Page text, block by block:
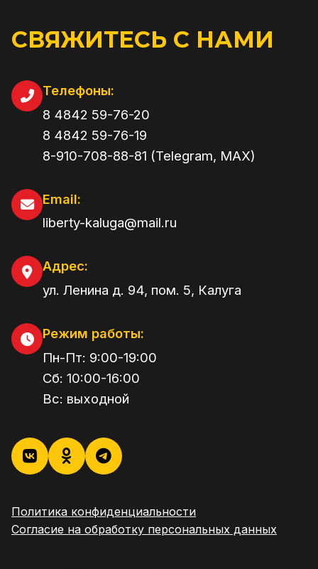
СВЯЖИТЕСЬ С НАМИ
Телефоны:
8 4842 59-76-20
8 4842 59-76-19
8-910-708-88-81 (Telegram, MAX)
Email:
liberty-kaluga@mail.ru
Адрес:
ул. Ленина д. 94, пом. 5, Калуга
Режим работы:
Пн-Пт: 9:00-19:00
Сб: 10:00-16:00
Вс: выходной
Политика конфиденциальности
Согласие на обработку персональных данных